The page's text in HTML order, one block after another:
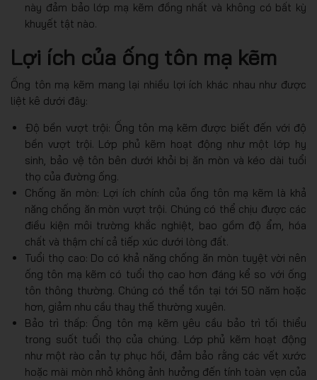
này đảm bảo lớp mạ kẽm đồng nhất và không có bất kỳ
khuyết tật nào.
Lợi ích của ống tôn mạ kẽm
Ống tôn mạ kẽm mang lại nhiều lợi ích khác nhau như được
liệt kê dưới đây:
Độ bền vượt trội: Ống tôn mạ kẽm được biết đến với độ
bền vượt trội. Lớp phủ kẽm hoạt động như một lớp hy
sinh, bảo vệ tôn bên dưới khỏi bị ăn mòn và kéo dài tuổi
thọ của đường ống.
Chống ăn mòn: Lợi ích chính của ống tôn mạ kẽm là khả
năng chống ăn mòn vượt trội. Chúng có thể chịu được các
điều kiện môi trường khắc nghiệt, bao gồm độ ẩm, hóa
chất và thậm chí cả tiếp xúc dưới lòng đất.
Tuổi thọ cao: Do ​​có khả năng chống ăn mòn tuyệt vời nên
ống tôn mạ kẽm có tuổi thọ cao hơn đáng kể so với ống
tôn thông thường. Chúng có thể tồn tại tới 50 năm hoặc
hơn, giảm nhu cầu thay thế thường xuyên.
Bảo trì thấp: Ống tôn mạ kẽm yêu cầu bảo trì tối thiểu
trong suốt tuổi thọ của chúng. Lớp phủ kẽm hoạt động
như một rào cản tự phục hồi, đảm bảo rằng các vết xước
hoặc mài mòn nhỏ không ảnh hưởng đến tính toàn vẹn của